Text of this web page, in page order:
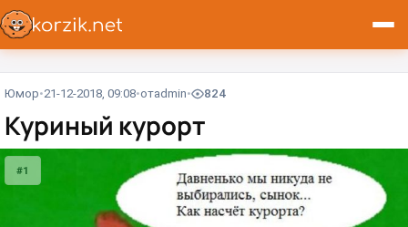
Юмор 21-12-2018, 09:08 отadmin 824
Куриный курорт
#1